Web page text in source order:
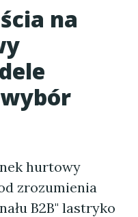
na
hurtowy
zrozumienia
B2B" lastryko